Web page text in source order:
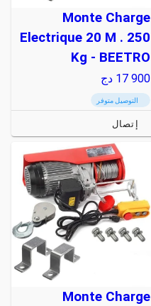
Monte Charge
Electrique 20 M . 250
Kg - BEETRO
17 900 دج
التوصيل متوفر
إتصال
Monte Charge